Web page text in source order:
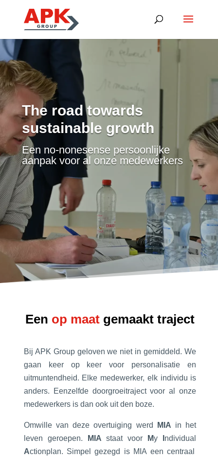
The road towards
sustainable growth
Een no-nonesense persoonlijke
aanpak voor al onze medewerkers
Een op maatgemaakt traject
Bij APK Group geloven we niet in gemiddeld. We
gaan keer op keer voor personalisatie en
uitmuntendheid. Elke medewerker, elk individu is
anders. Eenzelfde doorgroeitraject voor al onze
medewerkers is dan ook uit den boze.
Omwille van deze overtuiging werd MIA in het
leven geroepen.
MIA staat voor My
ndividual
Actionplan. Simpel gezegd is MIA een centraal